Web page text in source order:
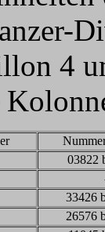
4
03822
33426
26576